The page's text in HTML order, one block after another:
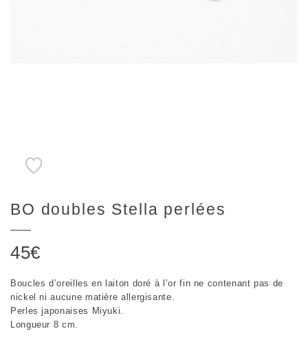
BO doubles Stella perlées
45€
Boucles d’oreilles en laiton doré à l’or fin ne contenant pas de
nickel ni aucune matière allergisante.
Perles japonaises Miyuki.
Longueur 8 cm.